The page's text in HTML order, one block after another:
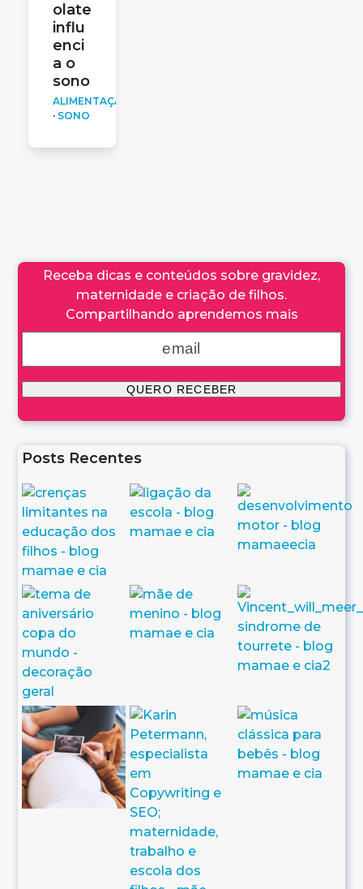
olate
influ
enci
a o
sono
ALIMENTAÇÃO
· SONO
Receba dicas e conteúdos sobre gravidez,
maternidade e criação de filhos.
Compartilhando aprendemos mais
Posts Recentes